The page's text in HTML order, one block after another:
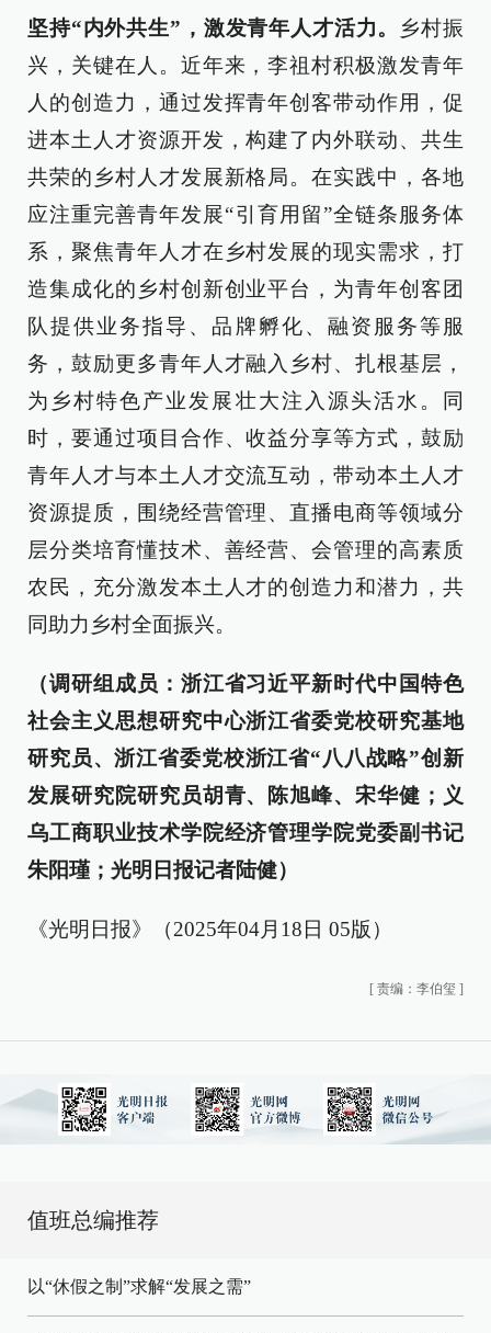
坚持“内外共生”，激发青年人才活力。
乡村振
兴，关键在人。近年来，李祖村积极激发青年
人的创造力，通过发挥青年创客带动作用，促
进本土人才资源开发，构建了内外联动、共生
共荣的乡村人才发展新格局。在实践中，各地
应注重完善青年发展“引育用留”全链条服务体
系，聚焦青年人才在乡村发展的现实需求，打
造集成化的乡村创新创业平台，为青年创客团
队提供业务指导、品牌孵化、融资服务等服
务，鼓励更多青年人才融入乡村、扎根基层，
为乡村特色产业发展壮大注入源头活水。同
时，要通过项目合作、收益分享等方式，鼓励
青年人才与本土人才交流互动，带动本土人才
资源提质，围绕经营管理、直播电商等领域分
层分类培育懂技术、善经营、会管理的高素质
农民，充分激发本土人才的创造力和潜力，共
同助力乡村全面振兴。
（调研组成员：浙江省习近平新时代中国特色
社会主义思想研究中心浙江省委党校研究基地
研究员、浙江省委党校浙江省“八八战略”创新
发展研究院研究员胡青、陈旭峰、宋华健；义
乌工商职业技术学院经济管理学院党委副书记
朱阳瑾；光明日报记者陆健）
《光明日报》（2025年04月18日 05版）
[ 责编：李伯玺 ]
值班总编推荐
以“休假之制”求解“发展之需”